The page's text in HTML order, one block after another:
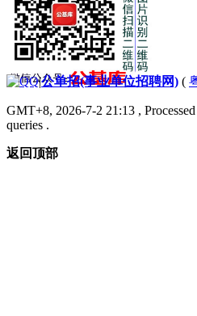
|公单招(事业单位招聘网) (
GMT+8, 2026-7-2 21:13 ,
queries .
返回顶部